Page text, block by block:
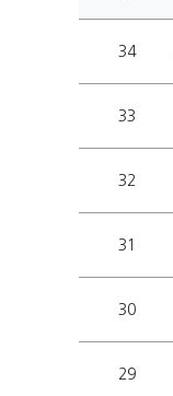
34
33
32
31
30
29